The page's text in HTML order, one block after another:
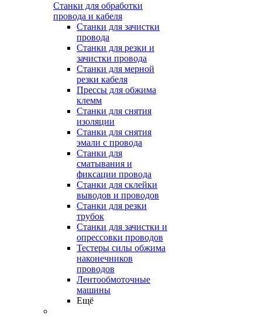
Станки для обработки
провода и кабеля
Станки для зачистки
провода
Станки для резки и
зачистки провода
Станки для мерной
резки кабеля
Прессы для обжима
клемм
Станки для снятия
изоляции
Станки для снятия
эмали с провода
Станки для
сматывания и
фиксации провода
Станки для склейки
выводов и проводов
Станки для резки
трубок
Станки для зачистки и
опрессовки проводов
Тестеры силы обжима
наконечников
проводов
Лентообмоточные
машины
Ещё